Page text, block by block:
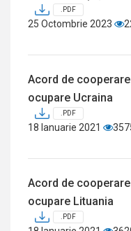
.PDF
25 Octombrie 2023
Acord de
ocupare Ucraina
.PDF
18 Ianuarie 2021
Acord de
ocupare Lituania
.PDF